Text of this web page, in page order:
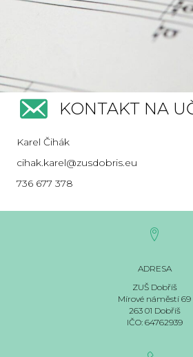
KONTAKT NA
Karel Čihák
cihak.karel@zusdobris.eu
736 677 378
ADRESA
ZUŠ Dobříš
Mírové náměstí 69
263 01 Dobříš
IČO: 64762939